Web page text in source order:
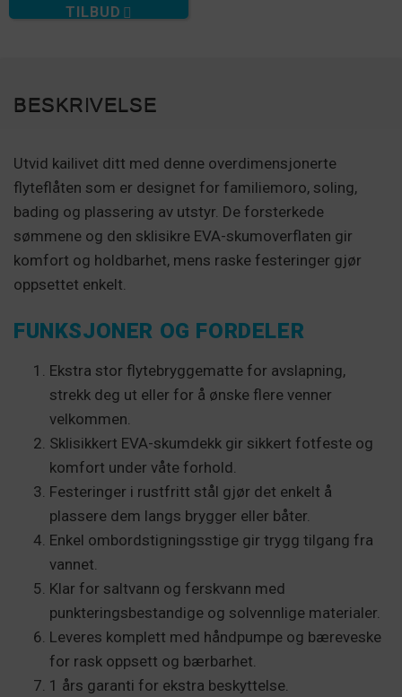
TILBUD
BESKRIVELSE
Utvid kailivet ditt med denne overdimensjonerte
flyteflåten som er designet for familiemoro, soling,
bading og plassering av utstyr. De forsterkede
sømmene og den sklisikre EVA-skumoverflaten gir
komfort og holdbarhet, mens raske festeringer gjør
oppsettet enkelt.
FUNKSJONER OG FORDELER
Ekstra stor flytebryggematte for avslapning,
strekk deg ut eller for å ønske flere venner
velkommen.
Sklisikkert EVA-skumdekk gir sikkert fotfeste og
komfort under våte forhold.
Festeringer i rustfritt stål gjør det enkelt å
plassere dem langs brygger eller båter.
Enkel ombordstigningsstige gir trygg tilgang fra
vannet.
Klar for saltvann og ferskvann med
punkteringsbestandige og solvennlige materialer.
Leveres komplett med håndpumpe og bæreveske
for rask oppsett og bærbarhet.
1 års garanti for ekstra beskyttelse.